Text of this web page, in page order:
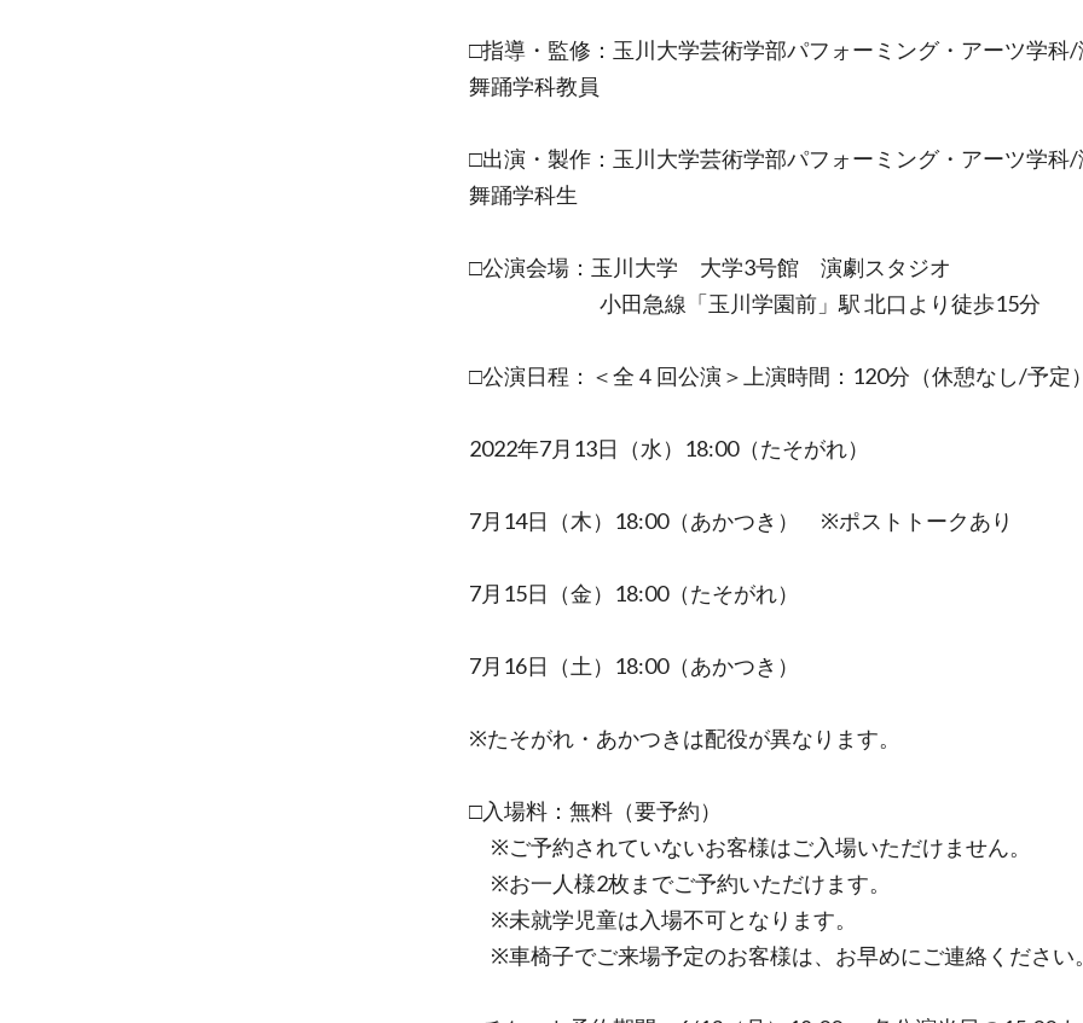
□指導・監修：玉川大学芸術学部パフォーミング・アーツ学科/
舞踊学科教員
□出演・製作：玉川大学芸術学部パフォーミング・アーツ学科/
舞踊学科生
□公演会場：玉川大学 大学3号館 演劇スタジオ
小田急線「玉川学園前」駅 北口より徒歩15分
□公演日程：＜全４回公演＞上演時間：120分（休憩なし/予定）
2022年7月13日（水）18:00（たそがれ）
7月14日（木）18:00（あかつき） ※ポストトークあり
7月15日（金）18:00（たそがれ）
7月16日（土）18:00（あかつき）
※たそがれ・あかつきは配役が異なります。
□入場料：無料（要予約）
※ご予約されていないお客様はご入場いただけません。
※お一人様2枚までご予約いただけます。
※未就学児童は入場不可となります。
※車椅子でご来場予定のお客様は、お早めにご連絡ください。